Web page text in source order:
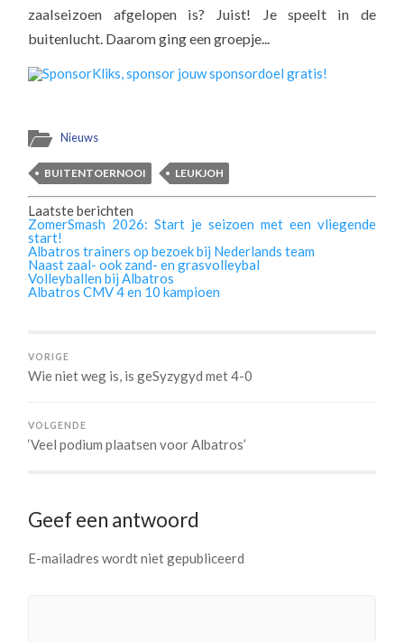
zaalseizoen afgelopen is? Juist! Je speelt in de
buitenlucht. Daarom ging een groepje...
Nieuws
BUITENTOERNOOI LEUKJOH
Laatste berichten
ZomerSmash 2026: Start je seizoen met een vliegende
start!
Albatros trainers op bezoek bij Nederlands team
Naast zaal- ook zand- en grasvolleybal
Volleyballen bij Albatros
Albatros CMV 4 en 10 kampioen
VORIGE
Wie niet weg is, is geSyzygyd met 4-0
VOLGENDE
‘Veel podium plaatsen voor Albatros’
Geef een antwoord
E-mailadres wordt niet gepubliceerd